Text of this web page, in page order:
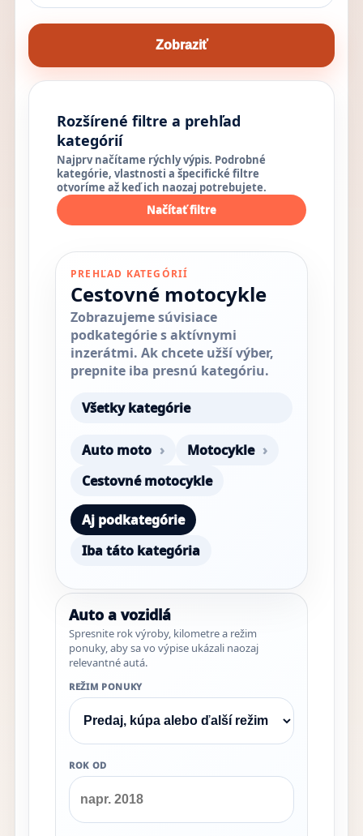
Zobraziť
Rozšírené filtre a prehľad
kategórií
Najprv načítame rýchly výpis. Podrobné
kategórie, vlastnosti a špecifické filtre
otvoríme až keď ich naozaj potrebujete.
Načítať filtre
PREHĽAD KATEGÓRIÍ
Cestovné motocykle
Zobrazujeme súvisiace
podkategórie s aktívnymi
inzerátmi. Ak chcete užší výber,
prepnite iba presnú kategóriu.
Všetky kategórie
Auto moto
Motocykle
Cestovné motocykle
Aj podkategórie
Iba táto kategória
Auto a vozidlá
Spresnite rok výroby, kilometre a režim
ponuky, aby sa vo výpise ukázali naozaj
relevantné autá.
REŽIM PONUKY
ROK OD